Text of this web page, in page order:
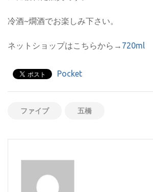
冷酒~燗酒でお楽しみ下さい。
ネットショップはこちらから→ 720ml
Pocket
ファイブ 五橋